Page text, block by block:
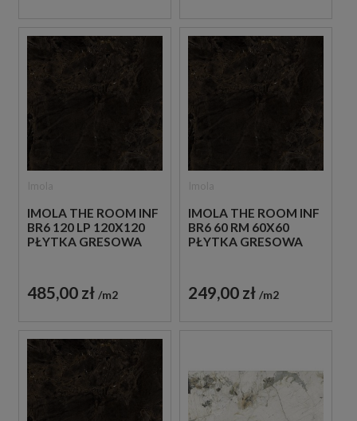
IMOLA THE ROOM INF
BR6 120 LP 120X120
PŁYTKA GRESOWA
485,00 zł m2
IMOLA THE ROOM INF
BR6 60 RM 60X60
PŁYTKA GRESOWA
249,00 zł m2